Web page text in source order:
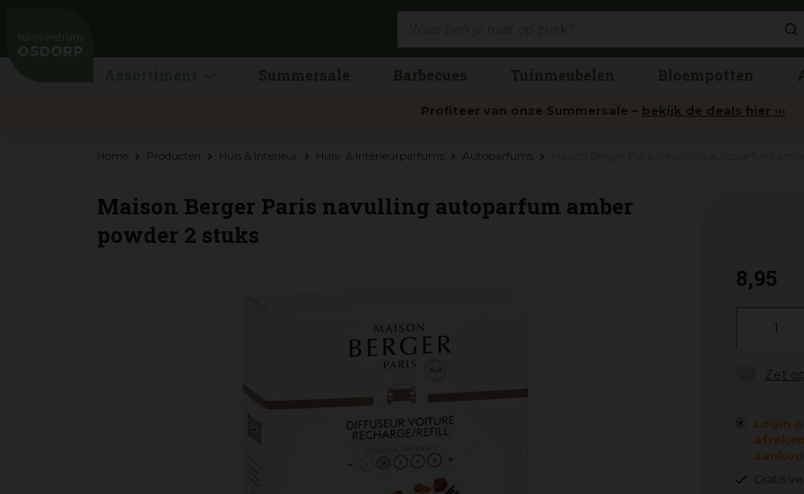
Home Producten Huis & Interieur Huis- & Interieurparfums Autoparfums
Summersale Barbecues Tuinmeubelen Bloempotten
Profiteer van onze Summersale – bekijk de deals hier ›››
Maison Berger Paris navulling autoparfum amber
powder 2 stuks
8,95
Login
Gratis